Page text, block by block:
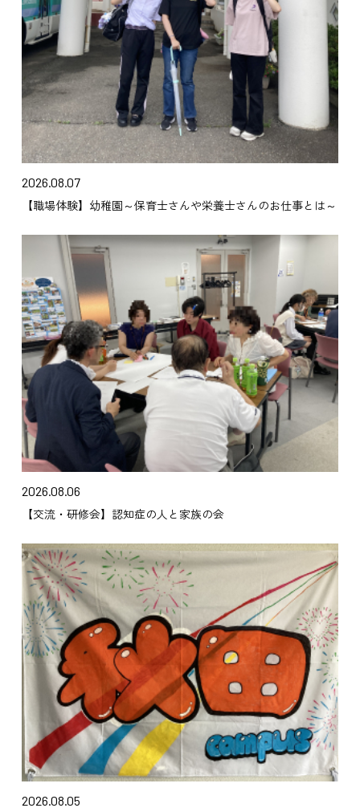
2026.08.07
【職場体験】幼稚園～保育士さんや栄養士さんのお仕事とは～
2026.08.06
【交流・研修会】認知症の人と家族の会
2026.08.05